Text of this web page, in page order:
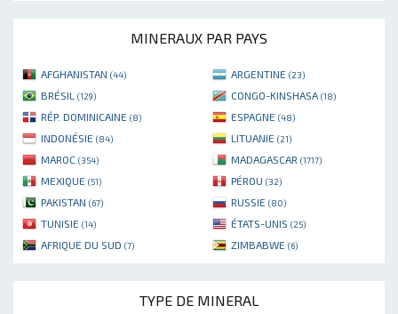
MINERAUX PAR PAYS
AFGHANISTAN (44) ARGENTINE (23)
BRÉSIL (129) CONGO-KINSHASA (18)
RÉP. DOMINICAINE (8) ESPAGNE (48)
INDONÉSIE (84) LITUANIE (21)
MAROC (354) MADAGASCAR (1717)
MEXIQUE (51) PÉROU (32)
PAKISTAN (67) RUSSIE (80)
TUNISIE (14) ÉTATS-UNIS (25)
AFRIQUE DU SUD (7) ZIMBABWE (6)
TYPE DE MINERAL